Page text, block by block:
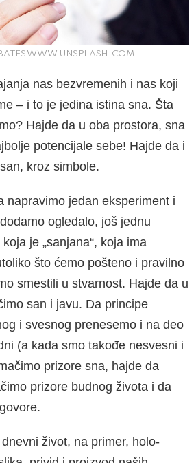
WWW.UNSPLASH.COM
nas bezvremenih i nas koji
– i to je jedina istina sna. Šta
Hajde da u oba prostora, sna
potencija­le sebe! Hajde da i
kroz simbole.
napravimo jedan eksperi­ment i
ogledalo, još jednu
je „sanjana“, koja ima
što ćemo pošteno i pravilno
smestili u stvar­nost. Hajde da u
san i javu. Da principe
i sve­snog prenesemo i na deo
(a kada smo takođe nesvesni i
prizore sna, hajde da
prizore budnog života i da
život, na primer, holo­